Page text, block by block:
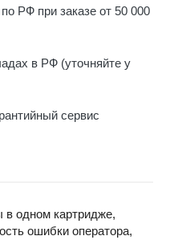
РФ при заказе от 50 000
в РФ (уточняйте у
сервис
одном картридже,
ошибки оператора,